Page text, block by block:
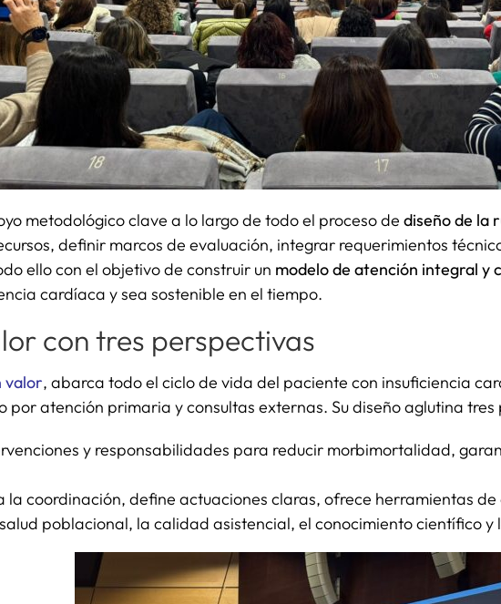
metodológico clave a lo largo de todo el proceso de diseño de la
definir marcos de evaluación, integrar requerimientos
ello con el objetivo de construir un modelo de atención integral y
cardíaca y sea sostenible en el tiempo.​
con tres perspectivas
valor, abarca todo el ciclo de vida del paciente con insuficiencia
por atención primaria y consultas externas. Su diseño aglutina
y responsabilidades para reducir morbimortalidad,
la coordinación, define actuaciones claras, ofrece herramientas
poblacional, la calidad asistencial, el conocimiento científico